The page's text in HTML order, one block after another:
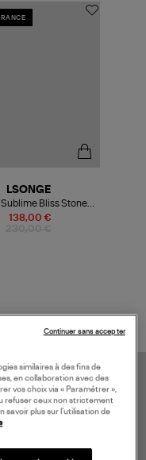
138,00 €
LSONGE
Bliss Stone
Cristal Dark
similaires à des fins de
en collaboration avec des
vos choix via « Paramétrer »,
refuser ceux non strictement
savoir plus sur l’utilisation de
Continuer sans accepter